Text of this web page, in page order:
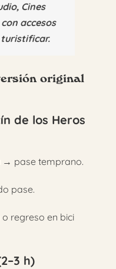
Cines
accesos
turistificar.
original
de los Heros
→ pase temprano.
pase.
regreso en bici
h)